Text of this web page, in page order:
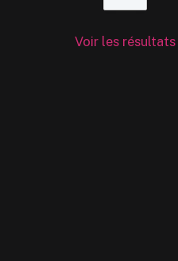
Voir les résultats